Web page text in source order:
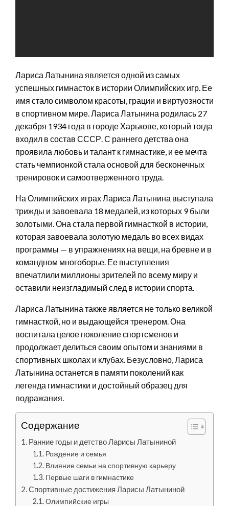
Лариса Латынина является одной из самых
успешных гимнасток в истории Олимпийских игр. Ее
имя стало символом красоты, грации и виртуозности
в спортивном мире. Лариса Латынина родилась 27
декабря 1934 года в городе Харькове, который тогда
входил в состав СССР. С раннего детства она
проявила любовь и талант к гимнастике, и ее мечта
стать чемпионкой стала основой для бесконечных
тренировок и самоотверженного труда.
На Олимпийских играх Лариса Латынина выступала
трижды и завоевала 18 медалей, из которых 9 были
золотыми. Она стала первой гимнасткой в истории,
которая завоевала золотую медаль во всех видах
программы — в упражнениях на вещи, на бревне и в
командном многоборье. Ее выступления
впечатлили миллионы зрителей по всему миру и
оставили неизгладимый след в истории спорта.
Лариса Латынина также является не только великой
гимнасткой, но и выдающейся тренером. Она
воспитала целое поколение спортсменов и
продолжает делиться своим опытом и знаниями в
спортивных школах и клубах. Безусловно, Лариса
Латынина останется в памяти поколений как
легенда гимнастики и достойный образец для
подражания.
Содержание
Ранние годы и детство Ларисы Латыниной
Рождение и семья
Влияние семьи на спортивную карьеру
Первые шаги в гимнастике
Спортивные достижения Ларисы Латыниной
Олимпийские игры